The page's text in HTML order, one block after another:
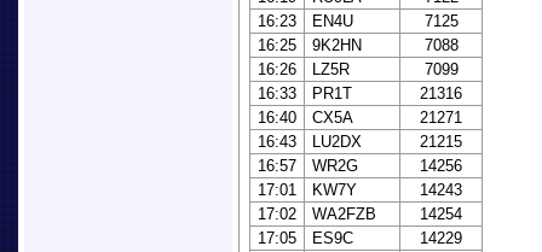
16:23
EN4U
7125
16:25
9K2HN
7088
16:26
LZ5R
7099
16:33
PR1T
21316
16:40
CX5A
21271
16:43
LU2DX
21215
16:57
WR2G
14256
17:01
KW7Y
14243
17:02
WA2FZB
14254
17:05
ES9C
14229